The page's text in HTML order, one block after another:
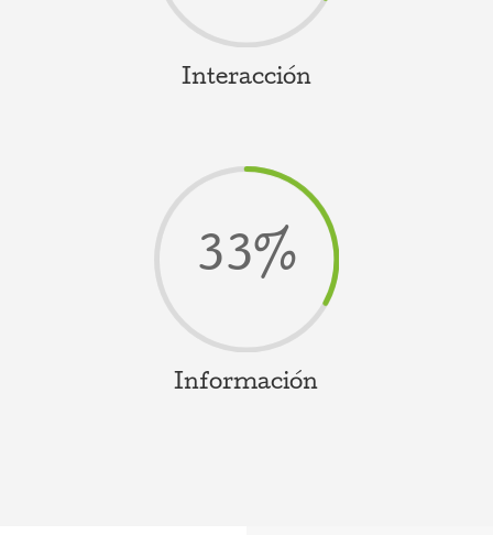
Interacción
33%
Información